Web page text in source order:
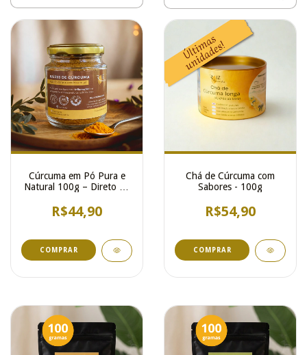
Cúrcuma em Pó Pura e
Natural 100g – Direto da
R$44,90
Chá de Cúrcuma com
Sabores - 100g
R$54,90
COMPRAR